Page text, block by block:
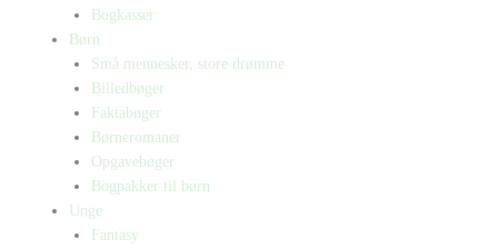
Bogkasser
Børn
Små mennesker, store drømme
Billedbøger
Faktabøger
Børneromaner
Opgavebøger
Bogpakker til børn
Unge
Fantasy